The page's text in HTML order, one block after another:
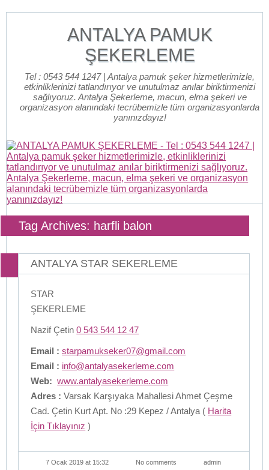
ANTALYA PAMUK
ŞEKERLEME
Tel : 0543 544 1247 | Antalya pamuk şeker hizmetlerimizle,
etkinliklerinizi tatlandırıyor ve unutulmaz anılar biriktirmenizi
sağlıyoruz. Antalya Şekerleme, macun, elma şekeri ve
organizasyon alanındaki tecrübemizle tüm organizasyonlarda
yanınızdayız!
Tag Archives: harfli balon
ANTALYA STAR SEKERLEME
STAR
ŞEKERLEME
Nazif Çetin0 543 544 12 47
Email : starpamukseker07@gmail.com
Email : info@antalyasekerleme.com
Web: www.antalyasekerleme.com
Adres : Varsak Karşıyaka Mahallesi Ahmet Çeşme
Cad. Çetin Kurt Apt. No :29 Kepez / Antalya ( Harita
İçin Tıklayınız )
7 Ocak 2019 at 15:32 No comments admin